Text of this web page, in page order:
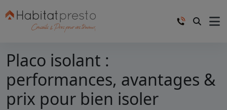
Placo isolant :
performances, avantages &
prix pour bien isoler